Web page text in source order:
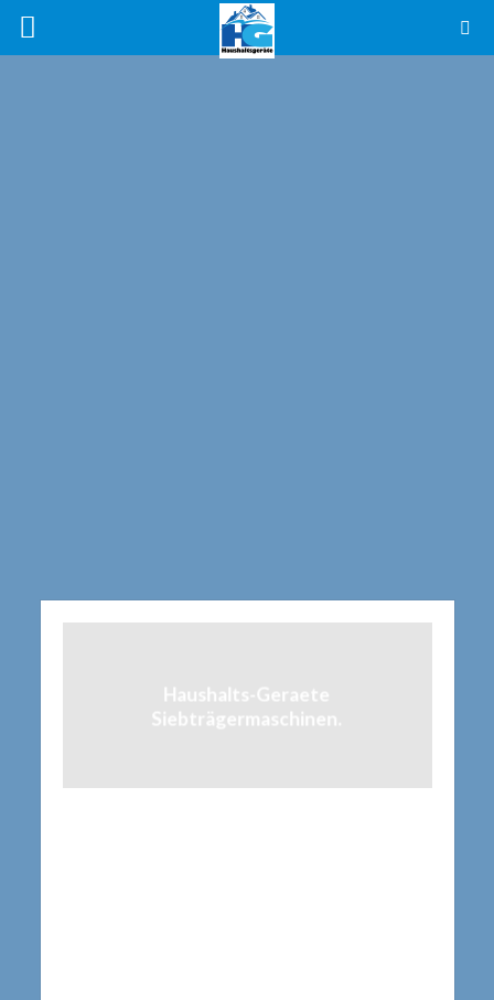
Haushalts-Geraete
Siebträgermaschinen.